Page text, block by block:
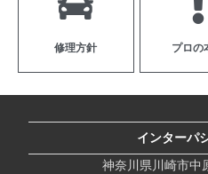
修理方針 プロの
インターパ
神奈川県川崎市中